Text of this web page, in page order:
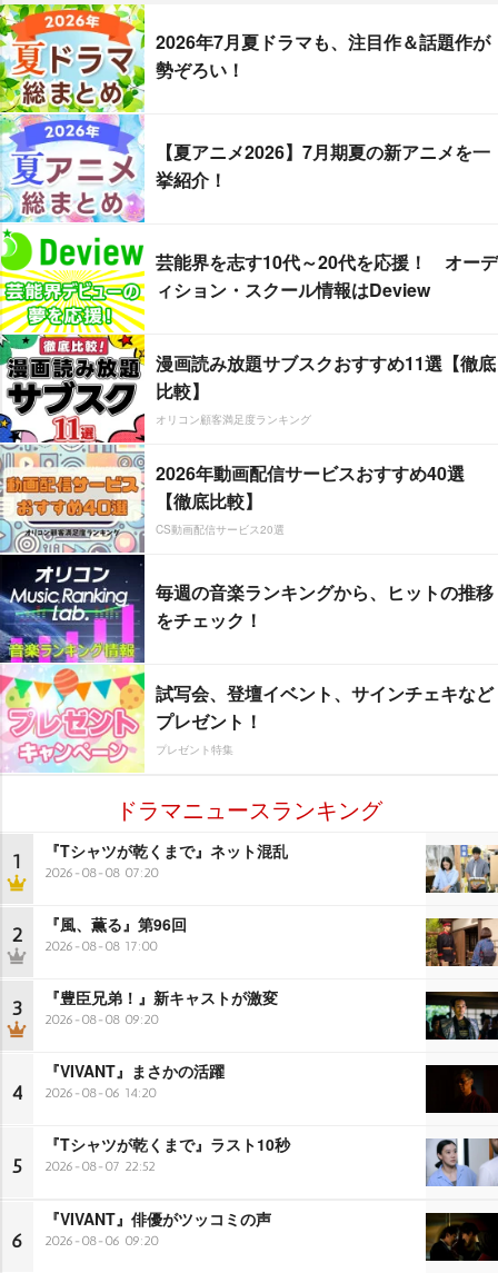
2026年7月夏ドラマも、注目作＆話題作が
勢ぞろい！
【夏アニメ2026】7月期夏の新アニメを一
挙紹介！
芸能界を志す10代～20代を応援！ オーデ
ィション・スクール情報はDeview
漫画読み放題サブスクおすすめ11選【徹底
比較】
オリコン顧客満足度ランキング
2026年動画配信サービスおすすめ40選
【徹底比較】
CS動画配信サービス20選
毎週の音楽ランキングから、ヒットの推移
をチェック！
試写会、登壇イベント、サインチェキなど
プレゼント！
プレゼント特集
ドラマニュースランキング
1 『Tシャツが乾くまで』ネット混乱
2026-08-08 07:20
2 『風、薫る』第96回
2026-08-08 17:00
3 『豊臣兄弟！』新キャストが激変
2026-08-08 09:20
4
『VIVANT』まさかの活躍
2026-08-06 14:20
5
『Tシャツが乾くまで』ラスト10秒
2026-08-07 22:52
6
『VIVANT』俳優がツッコミの声
2026-08-06 09:20